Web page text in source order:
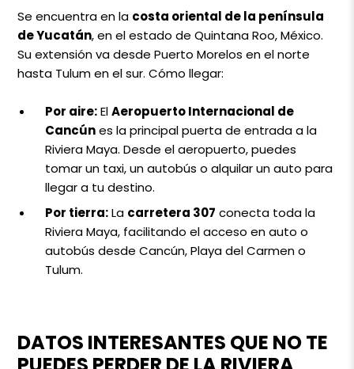
Se encuentra en la costa oriental de la península
de Yucatán, en el estado de Quintana Roo, México.
Su extensión va desde Puerto Morelos en el norte
hasta Tulum en el sur. Cómo llegar:
Por aire:ElAeropuerto Internacional de
Cancúnes la principal puerta de entrada a la
Riviera Maya. Desde el aeropuerto, puedes
tomar un taxi, un autobús o alquilar un auto para
llegar a tu destino.
Por tierra:La carretera 307 conecta toda la
Riviera Maya, facilitando el acceso en auto o
autobús desde Cancún, Playa del Carmen o
Tulum.
DATOS INTERESANTES QUE NO TE